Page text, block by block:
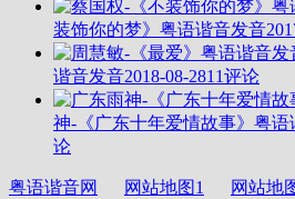
装饰你的梦》粤语谐音发音
谐音发音2018-08-2811评论
神-《广东十年爱情故事》粤语
论
粤语谐音网 网站地图1 网站地